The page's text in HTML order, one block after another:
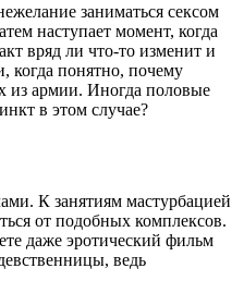
заниматься сексом
наступает момент, когда
вряд ли что-то изменит и
когда понятно, почему
из армии. Иногда половые
в этом случае?
К занятиям мастурбацией
от подобных комплексов.
даже эротический фильм
ведь